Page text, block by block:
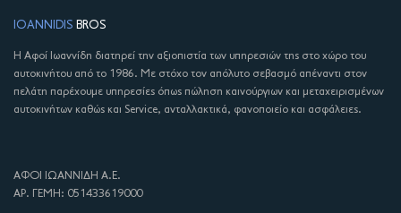
IOANNIDIS BROS
Η Αφοί Ιωαννίδη διατηρεί την αξιοπιστία των υπηρεσιών της στο χώρο του
αυτοκινήτου από το 1986. Με στόχο τον απόλυτο σεβασμό απέναντι στον
πελάτη παρέχουμε υπηρεσίες όπως πώληση καινούργιων και μεταχειρισμένων
αυτοκινήτων καθώς και Service, ανταλλακτικά, φανοποιείο και ασφάλειες.
ΑΦΟΙ ΙΩΑΝΝΙΔΗ Α.Ε.
ΑΡ. ΓΕΜΗ: 051433619000